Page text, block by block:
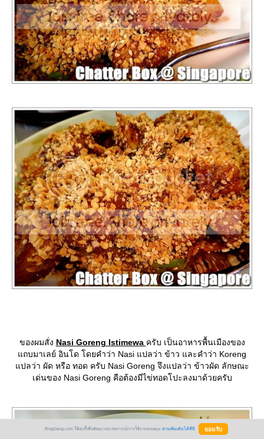
ของผมสั่ง Nasi Goreng Istimewa ครับ เป็นอาหารพื้นเมืองของ
ถบมาเลย์ อินโด โดยคำว่า Nasi แปลว่า ข้าว และคำว่า Koreng
ปลว่า ผัด หรือ ทอด ครับ Nasi Goreng จึงแปลว่า ข้าวผัด ลักษณะ
เด่นของ Nasi Goreng คือต้องมีไข่ทอดโปะลงมาด้วยครับ
BlogGang.com ใช้คุกกี้เพื่อพัฒนาประสบการณ์การใช้งานของคุณ อ่านเพิ่มเติมได้ที่นี่